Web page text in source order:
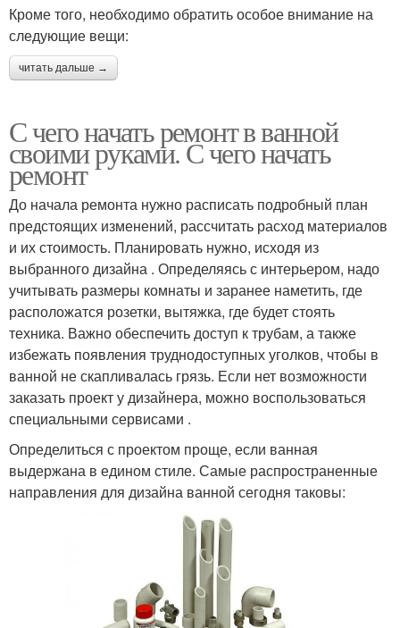
Кроме того, необходимо обратить особое внимание на
следующие вещи:
читать дальше →
С чего начать ремонт в ванной
своими руками. С чего начать
ремонт
До начала ремонта нужно расписать подробный план
предстоящих изменений, рассчитать расход материалов
и их стоимость. Планировать нужно, исходя из
выбранного дизайна . Определяясь с интерьером, надо
учитывать размеры комнаты и заранее наметить, где
расположатся розетки, вытяжка, где будет стоять
техника. Важно обеспечить доступ к трубам, а также
избежать появления труднодоступных уголков, чтобы в
ванной не скапливалась грязь. Если нет возможности
заказать проект у дизайнера, можно воспользоваться
специальными сервисами .
Определиться с проектом проще, если ванная
выдержана в едином стиле. Самые распространенные
направления для дизайна ванной сегодня таковы: